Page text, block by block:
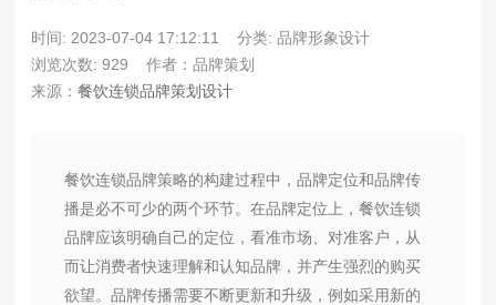
时间: 2023-07-04 17:12:11
分类: 品牌形象设计
浏览次数: 929
作者：品牌策划
来源：餐饮连锁品牌策划设计
餐饮连锁品牌策略的构建过程中，品牌定位和品牌传
播是必不可少的两个环节。在品牌定位上，餐饮连锁
品牌应该明确自己的定位，看准市场、对准客户，从
而让消费者快速理解和认知品牌，并产生强烈的购买
欲望。品牌传播需要不断更新和升级，例如采用新的